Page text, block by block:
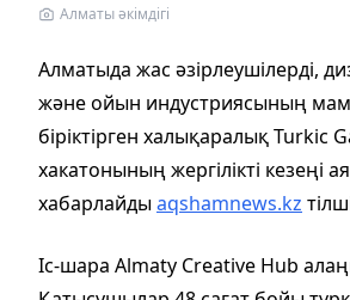
Алматы әкімдігі
Алматыда жас әзірлеушілерді,
және ойын индустриясының
біріктірген халықаралық Turkic
хакатонының жергілікті кезеңі
хабарлайдыaqshamnews.kz
Іс-шара Almaty Creative Hub